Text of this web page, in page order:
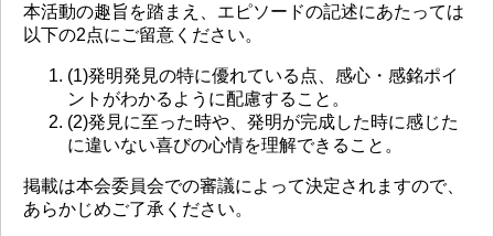
本活動の趣旨を踏まえ、エピソードの記述にあたっては
以下の2点にご留意ください。
(1)発明発見の特に優れている点、感心・感銘ポイ
ントがわかるように配慮すること。
(2)発見に至った時や、発明が完成した時に感じた
に違いない喜びの心情を理解できること。
掲載は本会委員会での審議によって決定されますので、
あらかじめご了承ください。